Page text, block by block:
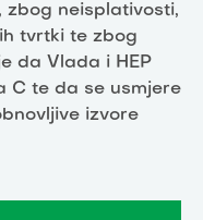
zbog neisplativosti,
tvrtki te zbog
da Vlada i HEP
C te da se usmjere
izvore